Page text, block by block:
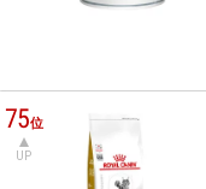
75位
UP